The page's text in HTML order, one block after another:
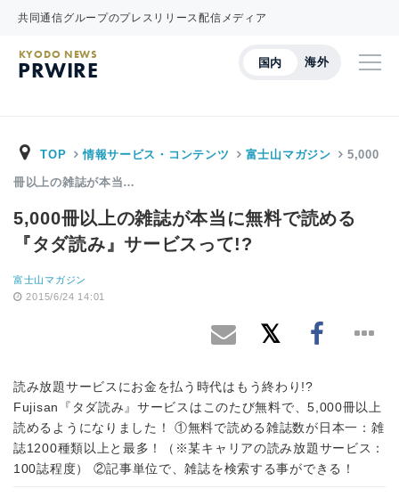
共同通信グループのプレスリリース配信メディア
国内 海外
KYODO NEWS
PRWIRE
TOP 情報サービス・コンテンツ 富士山マガジン 5,000
冊以上の雑誌が本当…
5,000冊以上の雑誌が本当に無料で読める
『タダ読み』サービスって!?
富士山マガジン
2015/6/24 14:01
読み放題サービスにお金を払う時代はもう終わり!?
Fujisan『タダ読み』サービスはこのたび無料で、5,000冊以上
読めるようになりました！ ①無料で読める雑誌数が日本一：雑
誌1200種類以上と最多！（※某キャリアの読み放題サービス：
100誌程度） ②記事単位で、雑誌を検索する事ができる！